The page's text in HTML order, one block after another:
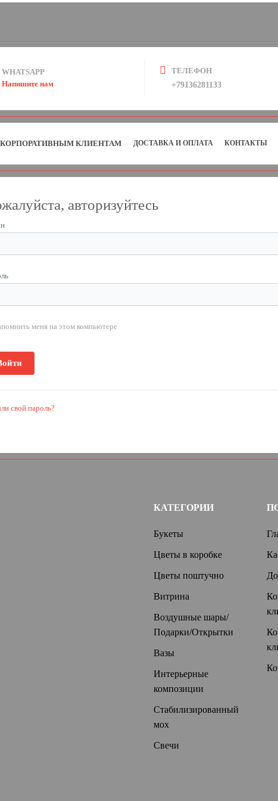
WHATSAPP
Напишите нам
ТЕЛЕФОН
+79136281133
КОРПОРАТИВНЫМ КЛИЕНТАМ ДОСТАВКА И ОПЛАТА КОНТАКТЫ
авторизуйтесь
меня на этом компьютере
свой пароль?
КАТЕГОРИИ
Букеты
Цветы в коробке
Цветы поштучно
Витрина
Воздушные шары/
Подарки/Открытки
Вазы
Интерьерные
композиции
Стабилизированный
мох
Свечи